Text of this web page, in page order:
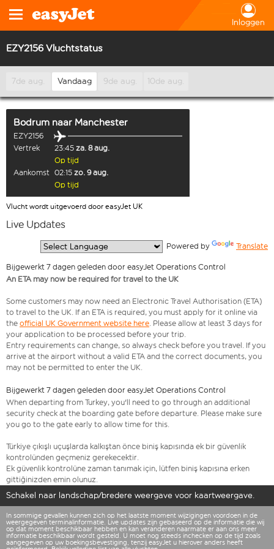
Inloggen
EZY2156 Vluchtstatus
7de aug. Vandaag 9de aug. 10de aug.
Bodrum naar Manchester
EZY2156
Vertrek
23:45 za. 8 aug.
Op tijd
Aankomst 02:15 zo. 9 aug.
Op tijd
Vlucht wordt uitgevoerd door easyJet UK
Live Updates
Powered by Translate
Bijgewerkt 7 dagen geleden door easyJet Operations Control
An ETA may now be required for travel to the UK
Some customers may now need an Electronic Travel Authorisation (ETA)
to travel to the UK. If an ETA is required, you must apply for it online via
the official UK Government website here. Please allow at least 3 days for
your application to be processed before your trip.
Entry requirements can change, so always check before you travel. If you
arrive at the airport without a valid ETA and the correct documents, you
may not be permitted to enter the UK.
Bijgewerkt 7 dagen geleden door easyJet Operations Control
When departing from Turkey, you'll need to go through an additional
security check at the boarding gate before departure. Please make sure
you go to the gate early to allow time for this.
Türkiye çıkışlı uçuşlarda kalkıştan önce biniş kapısında ek bir güvenlik
kontrolünden geçmeniz gerekecektir.
Ek güvenlik kontrolüne zaman tanımak için, lütfen biniş kapısına erken
gittiğinizden emin olunuz.
Schakel naar landschap/bredere weergave voor kaartweergave.
In sommige gevallen kunnen zich op het laatste moment wijzigingen voordoen in de
weergegeven terminalinformatie. Live updates zijn gebaseerd op de informatie die wij
op dat moment beschikbaar hebben en kan veranderen naarmate er aan ons meer
informatie beschikbaar wordt gesteld. U moet nog steeds inchecken op de tijd zoals
aangegeven op uw boekingsbevestiging, tenzij easyJet u hierover anders heeft